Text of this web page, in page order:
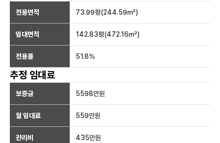
전용면적 73.99평(244.59㎡)
임대면적 142.83평(472.16㎡)
전용률 51.8%
추정 임대료
보증금 5598만원
월 임대료 559만원
관리비 435만원